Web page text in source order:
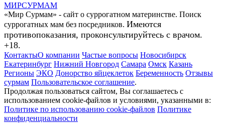
МИРСУРМАМ
«Мир Сурмам» - сайт о суррогатном материнстве. Поиск
суррогатных мам без посредников. Имеются
противопоказания, проконсультируйтесь с врачом.
+18.
КонтактыО компании Частые вопросы Новосибирск
Екатеринбург Нижний Новгород Самара Омск Казань
Регионы ЭКО Донорство яйцеклеток Беременность Отзывы
сурмам Пользовательское соглашение.
Продолжая пользоваться сайтом, Вы соглашаетесь с
использованием cookie-файлов и условиями, указанными в:
Политике по использованию cookie-файлов Политике
конфиденциальности